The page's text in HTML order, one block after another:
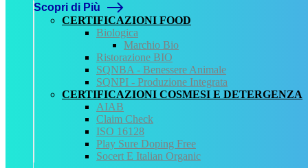
Scopri di Più
CERTIFICAZIONI FOOD
Biologica
Marchio Bio
Ristorazione BIO
SQNBA - Benessere Animale
SQNPI - Produzione Integrata
CERTIFICAZIONI COSMESI E DETERGENZA
AIAB
Claim Check
ISO 16128
Play Sure Doping Free
Socert E Italian Organic
REGISTRO CERTIFICATI
NORMATIVA
AREA DOWNLOAD
POLITICA QHSE
FAQ – DOMANDE FREQUENTI
CONTATTI
BIOLOGICA
MEZZI TECNICI